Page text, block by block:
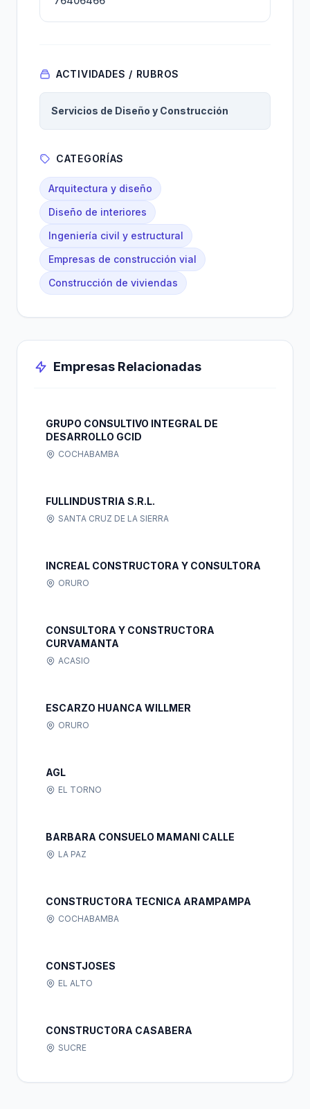
ACTIVIDADES / RUBROS
Servicios de Diseño y Construcción
CATEGORÍAS
Arquitectura y diseño
Diseño de interiores
Ingeniería civil y estructural
Empresas de construcción vial
Construcción de viviendas
Empresas Relacionadas
GRUPO CONSULTIVO INTEGRAL DE
DESARROLLO GCID
COCHABAMBA
FULLINDUSTRIA S.R.L.
SANTA CRUZ DE LA SIERRA
INCREAL CONSTRUCTORA Y CONSULTORA
ORURO
CONSULTORA Y CONSTRUCTORA
CURVAMANTA
ACASIO
ESCARZO HUANCA WILLMER
ORURO
AGL
EL TORNO
BARBARA CONSUELO MAMANI CALLE
LA PAZ
CONSTRUCTORA TECNICA ARAMPAMPA
COCHABAMBA
CONSTJOSES
EL ALTO
CONSTRUCTORA CASABERA
SUCRE